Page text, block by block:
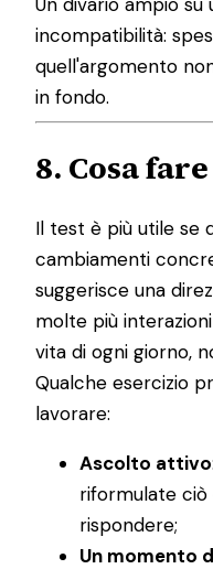
incompatibilità:
quell'argomento
in fondo.
8. Cosa
Il test è più utile se
cambiamenti
suggerisce una
molte più
vita di ogni giorno,
Qualche esercizio
lavorare:
Ascolto attivo
riformulate
rispondere;
Un momento